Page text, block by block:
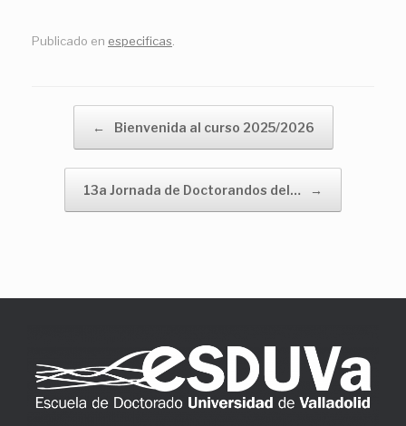
Publicado en especificas
Navegador de artículos
← Bienvenida al curso 2025/2026
13a Jornada de Doctorandos del… →